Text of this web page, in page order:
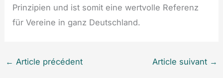
Prinzipien und ist somit eine wertvolle Referenz
für Vereine in ganz Deutschland.
← Article précédent Article suivant →